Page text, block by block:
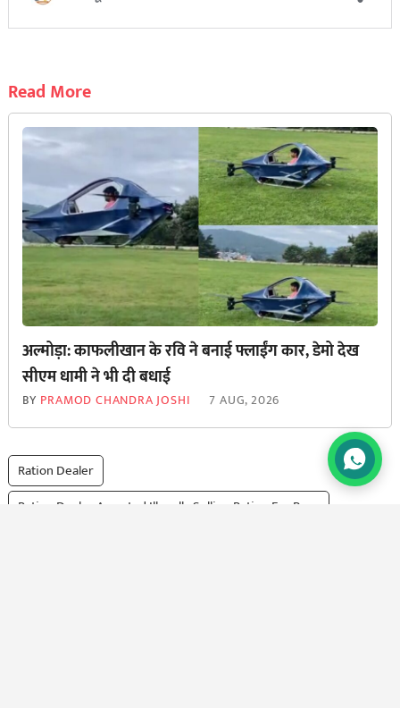
Read More
अल्मोड़ा: काफलीखान के रवि ने बनाई फ्लाईंग कार, डेमो देख
सीएम धामी ने भी दी बधाई
BY PRAMOD CHANDRA JOSHI 7 AUG, 2026
Ration Dealer
Ration Dealer Arrested Illegally Selling Ration For Poor